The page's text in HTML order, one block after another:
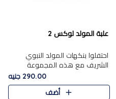
علبة المولد لوكس 2
احتفلوا بنكهات المولد النبوي
الشريف مع هذه المجموعة
الفاخرة المكونة من 19 قطعة،
والتي تم اختيارها بعناية فائقة لتُبرز
تشكيلة واسعة من الحلويات
290.00 جنيه
أضف